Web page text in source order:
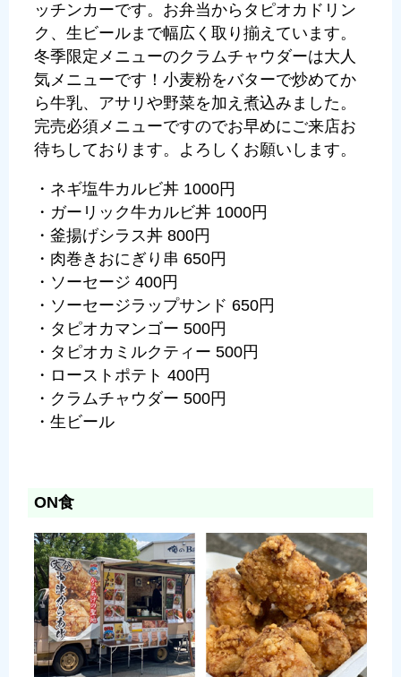
ッチンカーです。お弁当からタピオカドリン
ク、生ビールまで幅広く取り揃えています。
冬季限定メニューのクラムチャウダーは大人
気メニューです！小麦粉をバターで炒めてか
ら牛乳、アサリや野菜を加え煮込みました。
完売必須メニューですのでお早めにご来店お
待ちしております。よろしくお願いします。
・ネギ塩牛カルビ丼 1000円
・ガーリック牛カルビ丼 1000円
・釜揚げシラス丼 800円
・肉巻きおにぎり串 650円
・ソーセージ 400円
・ソーセージラップサンド 650円
・タピオカマンゴー 500円
・タピオカミルクティー 500円
・ローストポテト 400円
・クラムチャウダー 500円
・生ビール
ON⾷